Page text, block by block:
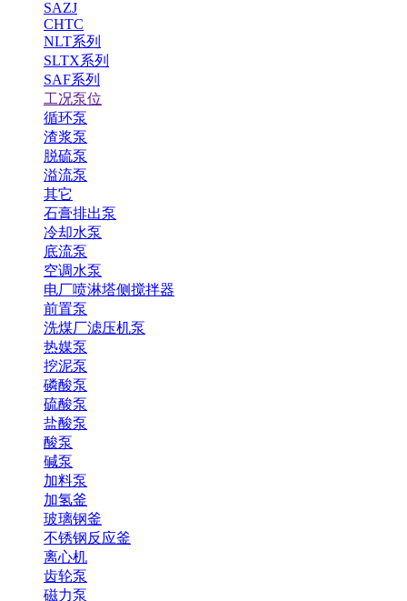
SAZJ
CHTC
NLT系列
SLTX系列
SAF系列
工况泵位
循环泵
渣浆泵
脱硫泵
溢流泵
其它
石膏排出泵
冷却水泵
底流泵
空调水泵
电厂喷淋塔侧搅拌器
前置泵
洗煤厂滤压机泵
热媒泵
挖泥泵
磷酸泵
硫酸泵
盐酸泵
酸泵
碱泵
加料泵
加氢釜
玻璃钢釜
不锈钢反应釜
离心机
齿轮泵
磁力泵